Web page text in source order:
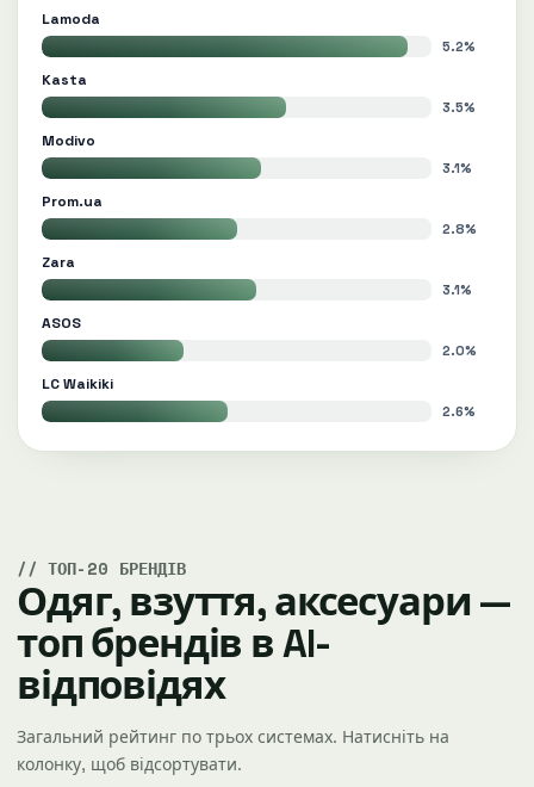
Lamoda
5.2%
Kasta
3.5%
Modivo
3.1%
Prom.ua
2.8%
Zara
3.1%
ASOS
2.0%
LC Waikiki
2.6%
ТОП-20 БРЕНДІВ
Одяг, взуття, аксесуари —
топ брендів в AI-
відповідях
Загальний рейтинг по трьох системах. Натисніть на
колонку, щоб відсортувати.